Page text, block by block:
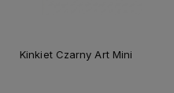
Kinkiet Czarny Art Mini